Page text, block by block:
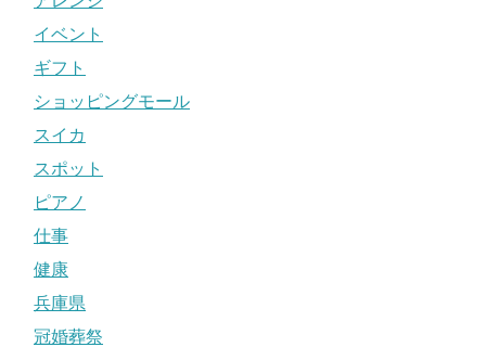
イベント
ギフト
ショッピングモール
スイカ
スポット
ピアノ
仕事
健康
兵庫県
冠婚葬祭